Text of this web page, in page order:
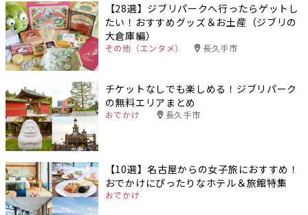
【28選】ジブリパークへ行ったらゲットし
たい！おすすめグッズ＆お土産（ジブリの
大倉庫編）
その他（エンタメ） 長久手市
チケットなしでも楽しめる！ジブリパーク
の無料エリアまとめ
おでかけ 長久手市
【10選】名古屋からの女子旅におすすめ！
おでかけにぴったりなホテル＆旅館特集
おでかけ